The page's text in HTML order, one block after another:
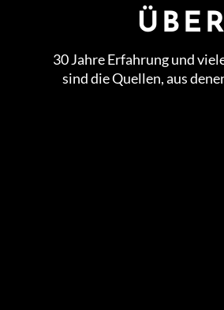
30 Jahre Erfahrung und
sind die Quellen, aus